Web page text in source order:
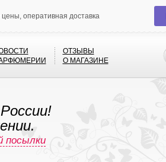
оперативная доставка
ОТЗЫВЫ
О МАГАЗИНЕ
посылки